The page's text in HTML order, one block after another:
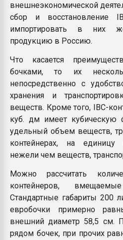
внешнеэкономической
сбор и восстановление
импортировать в них
продукцию в Россию.
Что касается
бочками, то их
непосредственно с
хранения и
веществ. Кроме того, IBC-
куб. дм имеет кубическую
удельный объем веществ,
контейнерах, на единицу
нежели чем веществ,
Можно рассчитать
контейнеров,
Стандартные габариты 200
евробочки примерно
внешний диаметр 58,5 см.
рядом бочек, при прочих